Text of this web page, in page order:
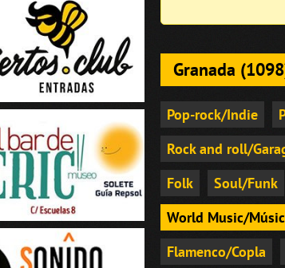
Granada
Pop-rock/Indie
Rock and roll/
Folk
Soul/Funk
World Music/
Flamenco/Copla